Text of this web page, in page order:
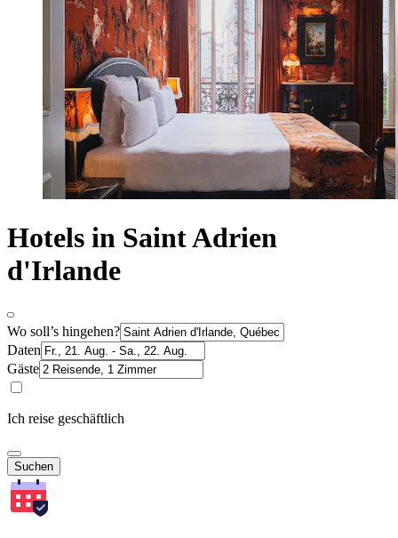
Hotels in Saint Adrien
d'Irlande
Wo soll’s hingehen?
Daten
Gäste
Ich reise geschäftlich
Suchen